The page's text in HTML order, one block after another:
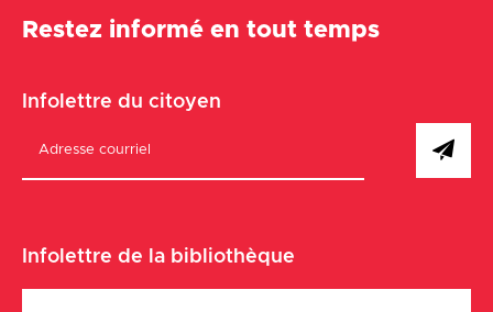
Restez informé en tout temps
Infolettre du citoyen
Infolettre de la bibliothèque